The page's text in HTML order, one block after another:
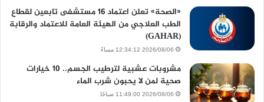
«الصحة» تعلن اعتماد 16 مستشفى تابعين لقطاع
الطب العلاجي من الهيئة العامة للاعتماد والرقابة
(GAHAR)
2026/08/06 12:34:12 مساءً
مشروبات عشبية لترطيب الجسم.. 10 خيارات
صحية لمن لا يحبون شرب الماء
2026/08/06 11:49:00 صباحًا